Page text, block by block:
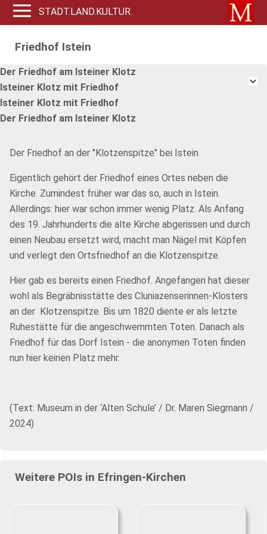
STADT.LAND.KULTUR.
Friedhof Istein
Der Friedhof am Isteiner Klotz
Isteiner Klotz mit Friedhof
Isteiner Klotz mit Friedhof
Der Friedhof am Isteiner Klotz
Der Friedhof an der "Klotzenspitze" bei Istein
Eigentlich gehört der Friedhof eines Ortes neben die
Kirche. Zumindest früher war das so, auch in Istein.
Allerdings: hier war schon immer wenig Platz. Als Anfang
des 19. Jahrhunderts die alte Kirche abgerissen und durch
einen Neubau ersetzt wird, macht man Nägel mit Köpfen
und verlegt den Ortsfriedhof an die Klotzenspitze.
Hier gab es bereits einen Friedhof. Angefangen hat dieser
wohl als Begräbnisstätte des Cluniazenserinnen-Klosters
an der Klotzenspitze. Bis um 1820 diente er als letzte
Ruhestätte für die angeschwemmten Toten. Danach als
Friedhof für das Dorf Istein - die anonymen Toten finden
nun hier keinen Platz mehr.
(Text: Museum in der ‘Alten Schule’ / Dr. Maren Siegmann /
2024)
Weitere POIs in Efringen-Kirchen